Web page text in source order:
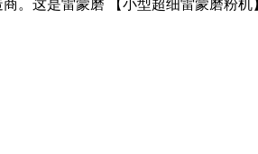
。这是雷蒙磨 【小型超细雷蒙磨粉机